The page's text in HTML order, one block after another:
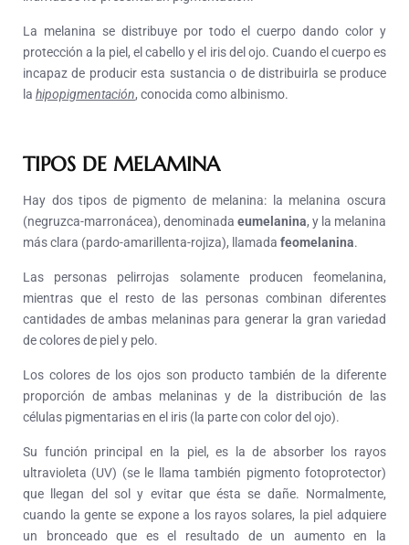
La melanina se distribuye por todo el cuerpo dando color y
protección a la piel, el cabello y el iris del ojo. Cuando el cuerpo es
incapaz de producir esta sustancia o de distribuirla se produce
la hipopigmentación, conocida como albinismo.
TIPOS DE MELAMINA
Hay dos tipos de pigmento de melanina: la melanina oscura
(negruzca-marronácea), denominada eumelanina, y la melanina
más clara (pardo-amarillenta-rojiza), llamada feomelanina.
Las personas pelirrojas solamente producen feomelanina,
mientras que el resto de las personas combinan diferentes
cantidades de ambas melaninas para generar la gran variedad
de colores de piel y pelo.
Los colores de los ojos son producto también de la diferente
proporción de ambas melaninas y de la distribución de las
células pigmentarias en el iris (la parte con color del ojo).
Su función principal en la piel, es la de absorber los rayos
ultravioleta (UV) (se le llama también pigmento fotoprotector)
que llegan del sol y evitar que ésta se dañe. Normalmente,
cuando la gente se expone a los rayos solares, la piel adquiere
un bronceado que es el resultado de un aumento en la